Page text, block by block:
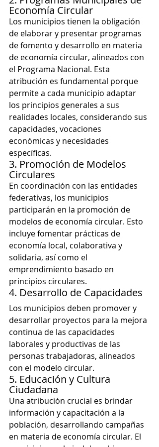
Economía Circular
Los municipios tienen la obligación
de elaborar y presentar programas
de fomento y desarrollo en materia
de economía circular, alineados con
el Programa Nacional. Esta
atribución es fundamental porque
permite a cada municipio adaptar
los principios generales a sus
realidades locales, considerando sus
capacidades, vocaciones
económicas y necesidades
específicas.
3. Promoción de Modelos
Circulares
En coordinación con las entidades
federativas, los municipios
participarán en la promoción de
modelos de economía circular. Esto
incluye fomentar prácticas de
economía local, colaborativa y
solidaria, así como el
emprendimiento basado en
principios circulares.
4. Desarrollo de Capacidades
Los municipios deben promover y
desarrollar proyectos para la mejora
continua de las capacidades
laborales y productivas de las
personas trabajadoras, alineados
con el modelo circular.
5. Educación y Cultura
Ciudadana
Una atribución crucial es brindar
información y capacitación a la
población, desarrollando campañas
en materia de economía circular. El